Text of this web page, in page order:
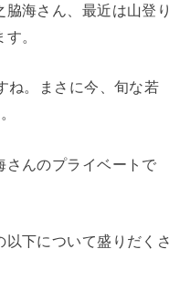
海さん、最近は山登り
。
ね。まさに今、旬な若
さんのプライベートで
下について盛りだくさ